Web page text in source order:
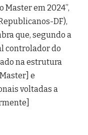
Master em 2024”,
DF),
que, segundo a
controlador do
na estrutura
e
voltadas a